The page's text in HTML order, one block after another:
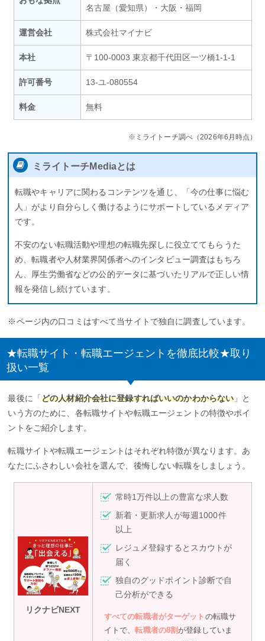
名古屋（愛知県）・大阪・福岡
運営会社 株式会社マイナビ
本社 〒100-0003 東京都千代田区一ツ橋1-1-1
許可番号 13-ユ-080554
料金 無料
※ミライトーチ調べ（2026年6月時点）
ミライトーチMediaとは
転職やキャリアに関わるコンテンツを通じ、「今の仕事に悩む
人」がより自分らしく働けるようにサポートしているメディア
です。
不安のない転職活動や理想の転職先探しに役立ててもらうた
め、転職者や人材業界関係者へのインタビュー調査はもちろ
ん、厚生労働省などの公的データに基づいたリアルで正しい情
報を発信し続けています。
※ページ内の口コミはすべて当サイトで独自に調査しています。
★転職サイト・転職エージェントを徹底比較★取り
扱い一覧
最後に「どの人材紹介会社に登録すればいいのかわからない 」と
いう方のために、各転職サイトや転職エージェントの特徴やポイ
ントをご紹介します。
転職サイトや転職エージェントはそれぞれ特徴が異なります。あ
なたにふさわしい会社を選んで、後悔しない転職をしましょう。
リクナビNEXT
常時1万件以上の豊富な求人数
新着・更新求人が毎週1000件
以上
レジュメ登録するとスカウトが
届く
独自のグッドポイント診断で自
己分析ができる
すべての転職者がターゲット の転職サ
イトで、転職者の8割 が登録していま